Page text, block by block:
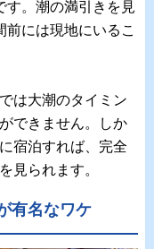
す。潮の満引きを見
前には現地にいるこ
は大潮のタイミン
できません。しか
宿泊すれば、完全
見られます。
有名なワケ